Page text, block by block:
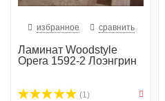
избранное сравнить
Ламинат Woodstyle
Opera 1592-2 Лоэнгрин
(1)